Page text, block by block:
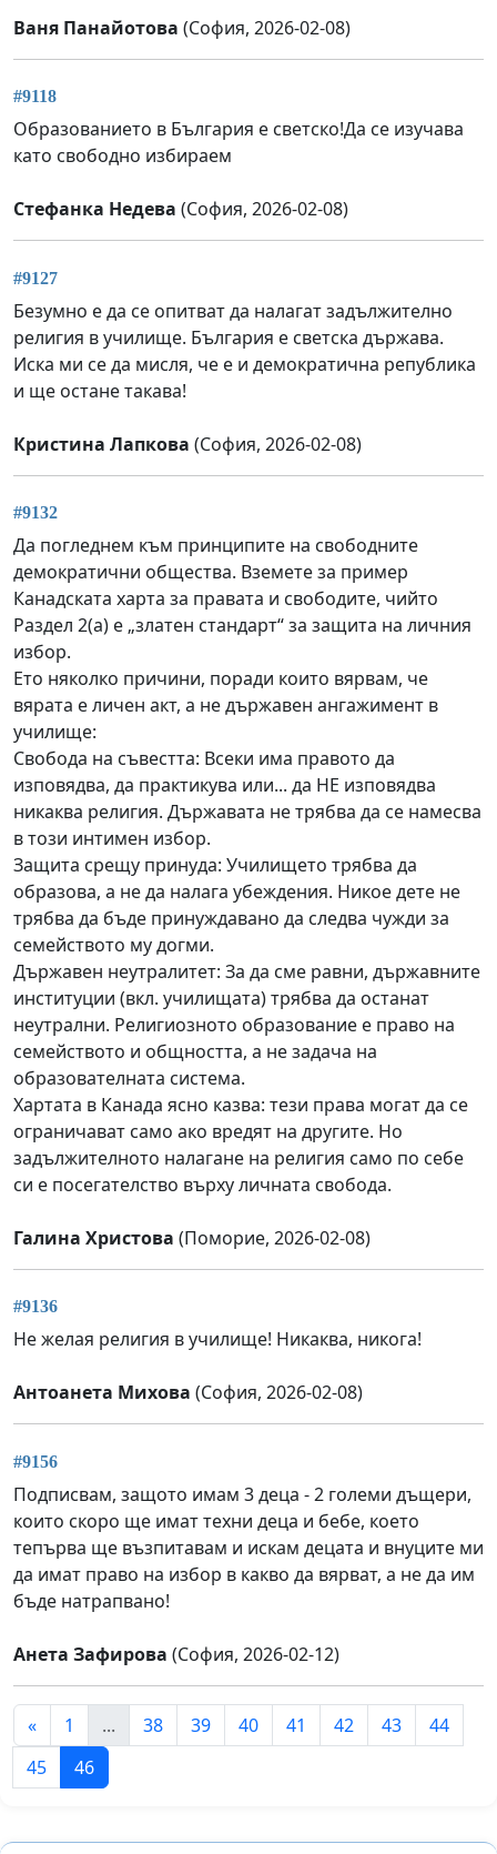
Ваня Панайотова (София, 2026-02-08)
#9118
Образованието в България е светско!Да се изучава
като свободно избираем
Стефанка Недева (София, 2026-02-08)
#9127
Безумно е да се опитват да налагат задължително
религия в училище. България е светска държава.
Иска ми се да мисля, че е и демократична република
и ще остане такава!
Кристина Лапкова (София, 2026-02-08)
#9132
Да погледнем към принципите на свободните
демократични общества. Вземете за пример
Канадската харта за правата и свободите, чийто
Раздел 2(а) е „златен стандарт“ за защита на личния
избор.
Ето няколко причини, поради които вярвам, че
вярата е личен акт, а не държавен ангажимент в
училище:
Свобода на съвестта: Всеки има правото да
изповядва, да практикува или... да НЕ изповядва
никаква религия. Държавата не трябва да се намесва
в този интимен избор.
Защита срещу принуда: Училището трябва да
образова, а не да налага убеждения. Никое дете не
трябва да бъде принуждавано да следва чужди за
семейството му догми.
Държавен неутралитет: За да сме равни, държавните
институции (вкл. училищата) трябва да останат
неутрални. Религиозното образование е право на
семейството и общността, а не задача на
образователната система.
Хартата в Канада ясно казва: тези права могат да се
ограничават само ако вредят на другите. Но
задължителното налагане на религия само по себе
си е посегателство върху личната свобода.
Галина Христова (Поморие, 2026-02-08)
#9136
Не желая религия в училище! Никаква, никога!
Антоанета Михова (София, 2026-02-08)
#9156
Подписвам, защото имам 3 деца - 2 големи дъщери,
които скоро ще имат техни деца и бебе, което
тепърва ще възпитавам и искам децата и внуците ми
да имат право на избор в какво да вярват, а не да им
бъде натрапвано!
Анета Зафирова (София, 2026-02-12)
« 1 ... 38 39 40 41 42 43
44
45
46